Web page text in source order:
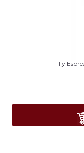
Illy